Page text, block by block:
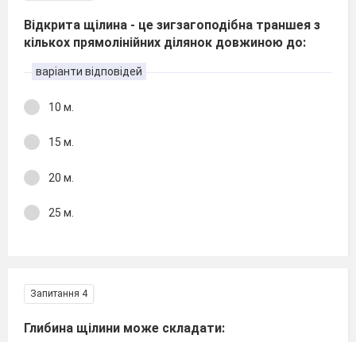
Відкрита щілина - це зигзагоподібна траншея з
кількох прямолінійних ділянок довжиною до:
варіанти відповідей
10 м.
15 м.
20 м.
25 м.
Запитання 4
Глибина щілини може складати: